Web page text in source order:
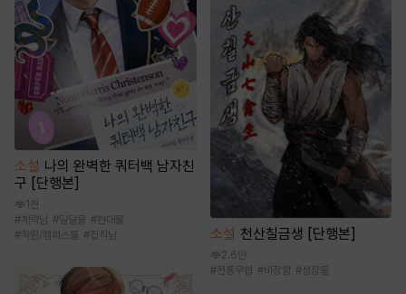
소설 나의 완벽한 쿼터백 남자친
구 [단행본]
1천
# 계략남 #달달물 #현대물
#학원/캠퍼스물 #집착남 소설 천산칠금생 [단행본]
2.6만
#전통무협 #비장함 #성장물